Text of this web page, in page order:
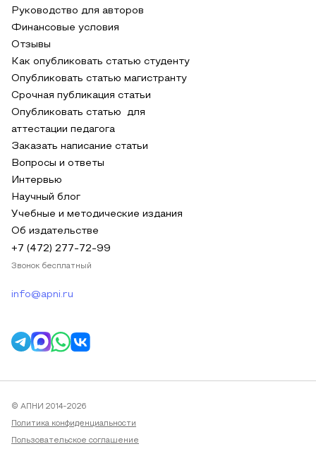
Руководство для авторов
Финансовые условия
Отзывы
Как опубликовать статью студенту
Опубликовать статью магистранту
Срочная публикация статьи
Опубликовать статью для
аттестации педагога
Заказать написание статьи
Вопросы и ответы
Интервью
Научный блог
Учебные и методические издания
Об издательстве
+7 (472) 277-72-99
Звонок бесплатный
info@apni.ru
© АПНИ 2014-2026
Политика конфиденциальности
Пользовательское соглашение